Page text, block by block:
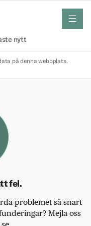
nytt
meny
på denna webbplats.
fel.
problemet så snart
Mejla oss